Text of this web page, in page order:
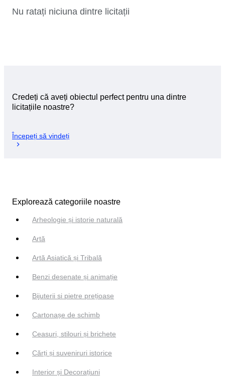
Nu ratați niciuna dintre licitații
Credeți că aveți obiectul perfect pentru una dintre
licitațiile noastre?
Începeți să vindeți
Explorează categoriile noastre
Arheologie și istorie naturală
Artă
Artă Asiatică și Tribală
Benzi desenate și animație
Bijuterii si pietre prețioase
Cartonașe de schimb
Ceasuri, stilouri și brichete
Cărți și suveniruri istorice
Interior și Decorațiuni